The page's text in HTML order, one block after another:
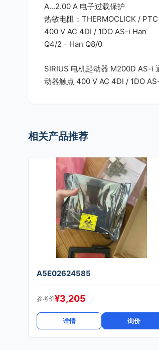
A...2.00 A 电子过载保护
热敏电阻：THERMOCLICK /
400 V AC 4DI / 1DO AS-i Han
Q4/2 - Han Q8/0
SIRIUS 电机起动器 M200D AS-i
动器触点 400 V AC 4DI / 1DO
相关产品推荐
A5E02624585
参考价¥3,205
详情 询价